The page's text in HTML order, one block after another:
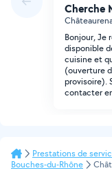
Cherche
Bonjour, Je
disponible
cuisine et
(ouverture
provisoire).
contacter
Prestations de
Bouches-du-Rhône